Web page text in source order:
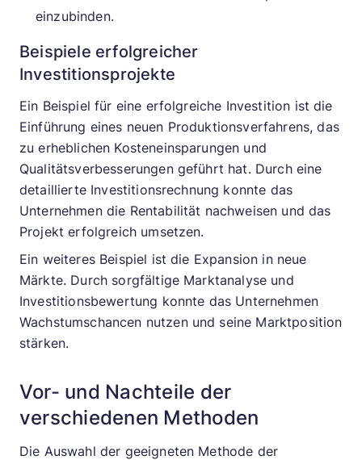
einzubinden.
Beispiele erfolgreicher
Investitionsprojekte
Ein Beispiel für eine erfolgreiche Investition ist die
Einführung eines neuen Produktionsverfahrens, das
zu erheblichen Kosteneinsparungen und
Qualitätsverbesserungen geführt hat. Durch eine
detaillierte Investitionsrechnung konnte das
Unternehmen die Rentabilität nachweisen und das
Projekt erfolgreich umsetzen.
Ein weiteres Beispiel ist die Expansion in neue
Märkte. Durch sorgfältige Marktanalyse und
Investitionsbewertung konnte das Unternehmen
Wachstumschancen nutzen und seine Marktposition
stärken.
Vor- und Nachteile der
verschiedenen Methoden
Die Auswahl der geeigneten Methode der